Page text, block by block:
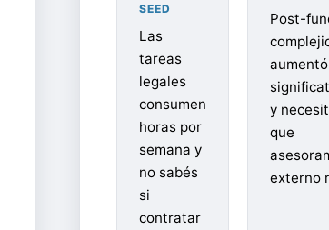
SEED
Las
tareas
legales
consumen
horas por
semana y
no sabés
si
contratar
Post-
aumentó
y
que
externo